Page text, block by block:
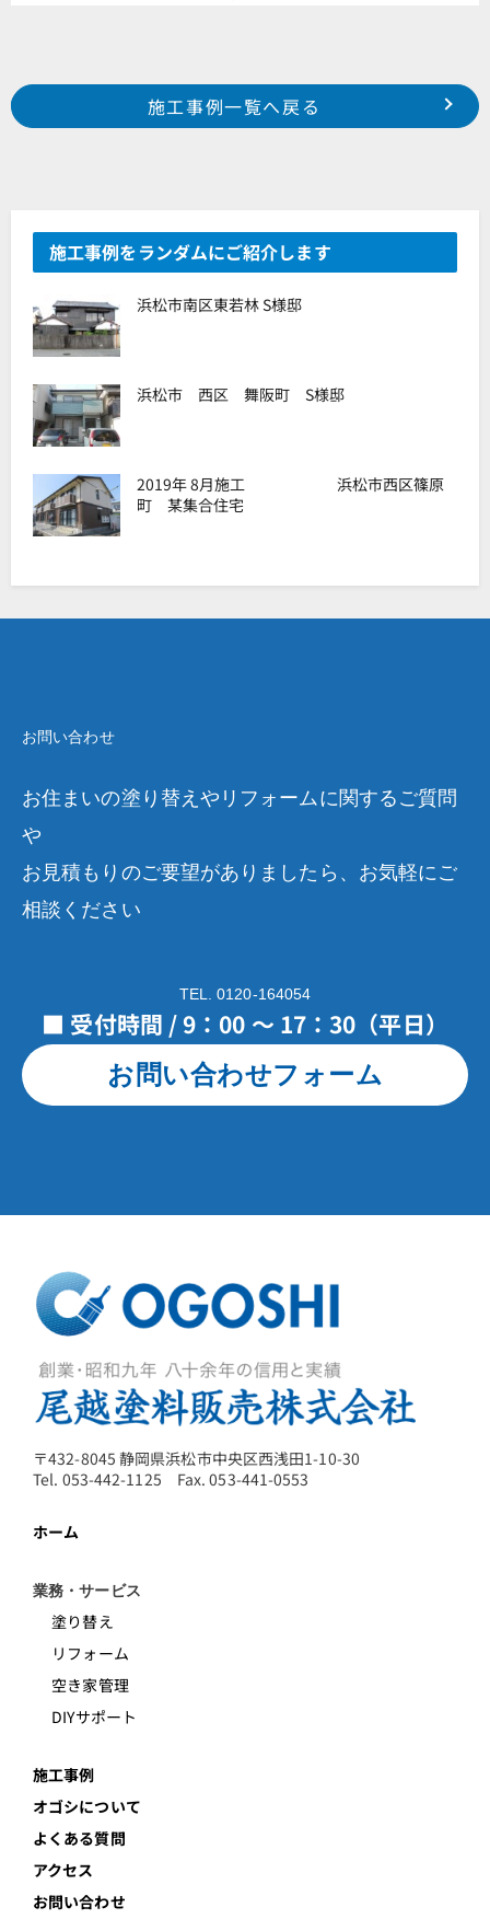
Prev
浜松市 東区 篠ヶ瀬 土屋様邸
磐田市 豊島町 H様邸
施工事例一覧へ戻る
施工事例をランダムにご紹介します
浜松市南区東若林 S様邸
浜松市 西区 舞阪町 S様邸
2019年 8月施工 浜松市西区篠原
町 某集合住宅
お問い合わせ
お住まいの塗り替えやリフォームに関するご質問
や
お見積もりのご要望がありましたら、お気軽にご
相談ください
TEL. 0120-164054
■ 受付時間 / 9：00 ～ 17：30（平日）
お問い合わせフォーム
〒432-8045 静岡県浜松市中央区西浅田1-10-30
Tel. 053-442-1125 Fax. 053-441-0553
ホーム
業務・サービス
塗り替え
リフォーム
空き家管理
DIYサポート
施工事例
オゴシについて
よくある質問
アクセス
お問い合わせ